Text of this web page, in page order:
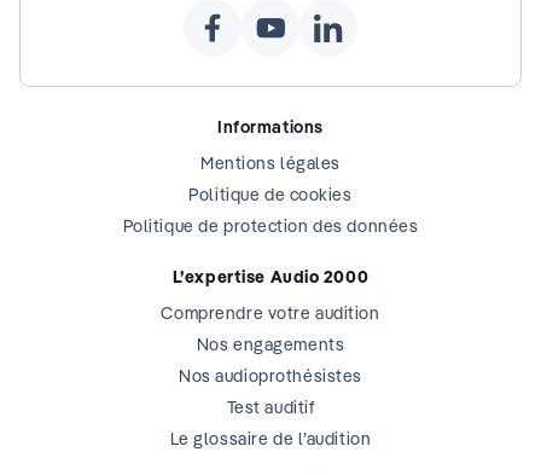
Informations
Mentions légales
Politique de cookies
Politique de protection des données
L’expertise Audio 2000
Comprendre votre audition
Nos engagements
Nos audioprothésistes
Test auditif
Le glossaire de l’audition